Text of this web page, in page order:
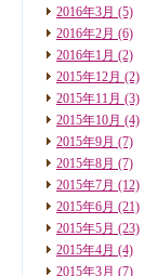
2016年3月 (5)
2016年2月 (6)
2016年1月 (2)
2015年12月 (2)
2015年11月 (3)
2015年10月 (4)
2015年9月 (7)
2015年8月 (7)
2015年7月 (12)
2015年6月 (21)
2015年5月 (23)
2015年4月 (4)
2015年3月 (7)